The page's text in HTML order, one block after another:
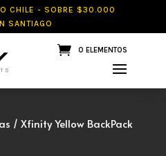
CHILE - SOBRE $30.000
SANTIAGO
0 ELEMENTOS
/ Xfinity Yellow BackPack